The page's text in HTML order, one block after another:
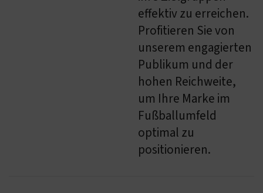
effektiv zu erreichen.
Profitieren Sie von
unserem engagierten
Publikum und der
hohen Reichweite,
um Ihre Marke im
Fußballumfeld
optimal zu
positionieren.